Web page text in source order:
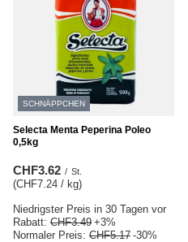
SCHNÄPPCHEN
Selecta Menta Peperina Poleo
0,5kg
CHF3.62 / St.
(CHF7.24 / kg)
Niedrigster Preis in 30 Tagen vor
Rabatt: CHF3.49 +3%
Normaler Preis: CHF5.17 -30%